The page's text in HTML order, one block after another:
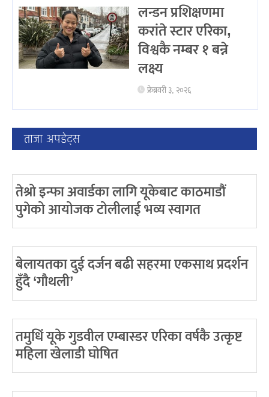
लन्डन प्रशिक्षणमा
करांते स्टार एरिका,
विश्वकै नम्बर १ बन्ने
लक्ष्य
फ्रेब्रवरी ३, २०२६
ताजा अपडेट्स
तेश्रो इन्फा अवार्डका लागि यूकेबाट काठमाडौं
पुगेको आयोजक टोलीलाई भव्य स्वागत
बेलायतका दुई दर्जन बढी सहरमा एकसाथ प्रदर्शन
हुँदै ‘गौथली’
तमुधिं यूके गुडवील एम्बास्डर एरिका वर्षकै उत्कृष्ट
महिला खेलाडी घोषित